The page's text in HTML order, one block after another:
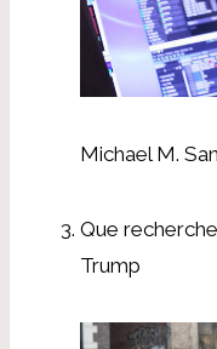
Michael M.
Que
Trump